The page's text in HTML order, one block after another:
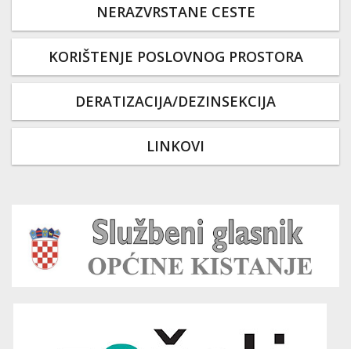
NERAZVRSTANE CESTE
KORIŠTENJE POSLOVNOG PROSTORA
DERATIZACIJA/DEZINSEKCIJA
LINKOVI